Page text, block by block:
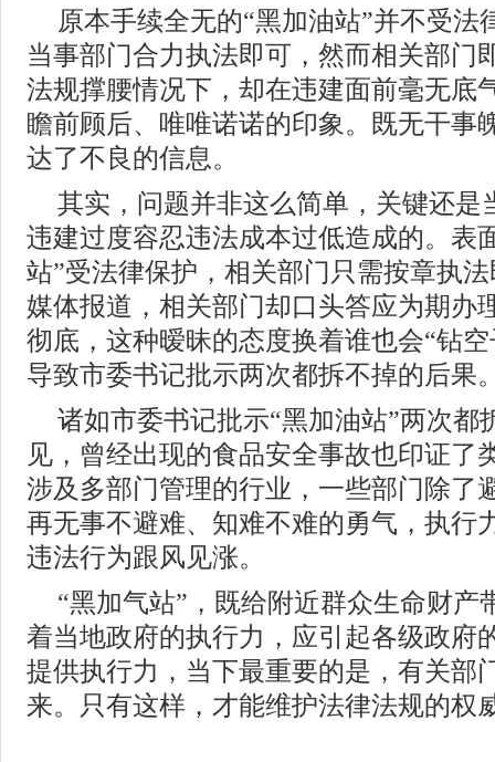
原本手续全无的“黑加油站”并不受法
当事部门合力执法即可，然而相关部门
法规撑腰情况下，却在违建面前毫无底
瞻前顾后、唯唯诺诺的印象。既无干事
达了不良的信息。
其实，问题并非这么简单，关键还是
违建过度容忍违法成本过低造成的。表
站”受法律保护，相关部门只需按章执
媒体报道，相关部门却口头答应为期办
彻底，这种暧昧的态度换着谁也会“钻
导致市委书记批示两次都拆不掉的后果
诸如市委书记批示“黑加油站”两次都
见，曾经出现的食品安全事故也印证了
涉及多部门管理的行业，一些部门除了
再无事不避难、知难不难的勇气，执行
违法行为跟风见涨。
“黑加气站”，既给附近群众生命财产
着当地政府的执行力，应引起各级政府
提供执行力，当下最重要的是，有关部
来。只有这样，才能维护法律法规的权